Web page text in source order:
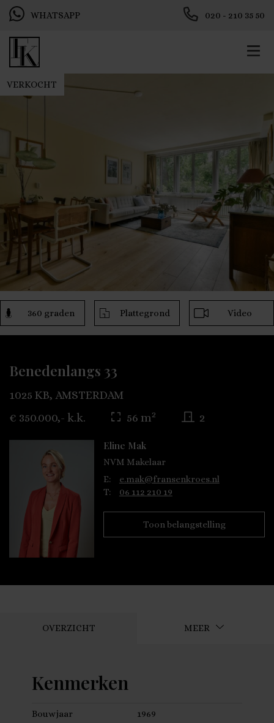
WHATSAPP 020 - 210 35 50
VERKOCHT
360 graden Plattegrond Video
Benedenlangs 33
1025 KB, AMSTERDAM
€ 350.000,- k.k.
56 m2 2
Eline Mak
NVM Makelaar
E:
e.mak@fransenkroes.nl
T:
06 112 210 19
Toon belangstelling
OVERZICHT MEER
Kenmerken
Bouwjaar 1969